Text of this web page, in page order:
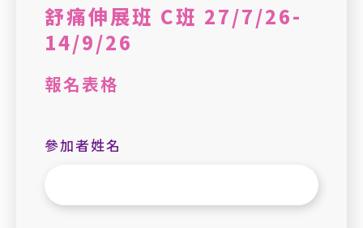
舒痛伸展班 C班 27/7/26-
14/9/26
報名表格
參加者姓名